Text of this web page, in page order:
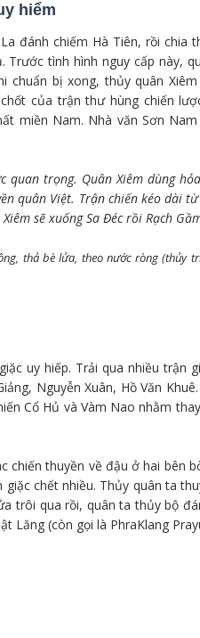
hiểm
đánh chiếm Hà Tiên, rồi chia
tình hình nguy cấp này,
chuẩn bị xong, thủy quân
của trận thư hùng chiến
miền Nam. Nhà văn Sơn
trọng. Quân Xiêm dùng
quân Việt. Trận chiến kéo dài
sẽ xuống Sa Đéc rồi Rạch
thả bè lửa, theo nước ròng (thủy
uy hiếp. Trải qua nhiều trận
Nguyễn Xuân, Hồ Văn
Cổ Hủ và Vàm Nao nhằm
chiến thuyền về đậu ở hai bên
chết nhiều. Thủy quân ta
trôi qua rồi, quân ta thủy bộ
Lăng (còn gọi là PhraKlang